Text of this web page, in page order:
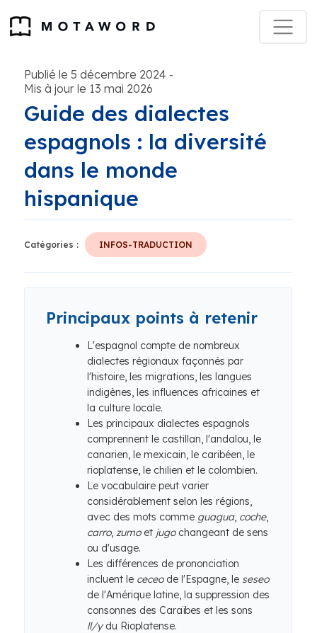
Publié le 5 décembre 2024 -
Mis à jour le 13 mai 2026
Guide des dialectes
espagnols : la diversité
dans le monde
hispanique
Catégories : INFOS-TRADUCTION
Principaux points à retenir
L'espagnol compte de nombreux
dialectes régionaux façonnés par
l'histoire, les migrations, les langues
indigènes, les influences africaines et
la culture locale.
Les principaux dialectes espagnols
comprennent le castillan, l'andalou, le
canarien, le mexicain, le caribéen, le
rioplatense, le chilien et le colombien.
Le vocabulaire peut varier
considérablement selon les régions,
avec des mots comme guagua, coche,
carro, zumoet jugochangeant de sens
ou d'usage.
Les différences de prononciation
incluent le ceceode l'Espagne, le seseo
de l'Amérique latine, la suppression des
consonnes des Caraïbes et les sons
ll/ydu Rioplatense.